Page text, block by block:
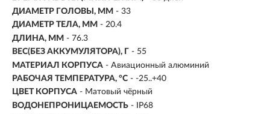
ДИАМЕТР ГОЛОВЫ, ММ - 33
ДИАМЕТР ТЕЛА, ММ - 20.4
ДЛИНА, ММ - 76.3
ВЕС(БЕЗ АККУМУЛЯТОРА), Г - 55
МАТЕРИАЛ КОРПУСА - Авиационный алюминий
РАБОЧАЯ ТЕМПЕРАТУРА, °C - -25..+40
ЦВЕТ КОРПУСА - Матовый чёрный
ВОДОНЕПРОНИЦАЕМОСТЬ - IP68